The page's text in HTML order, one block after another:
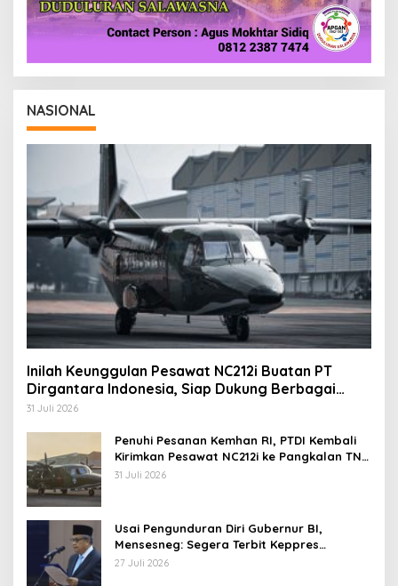
NASIONAL
Inilah Keunggulan Pesawat NC212i Buatan PT
Dirgantara Indonesia, Siap Dukung Berbagai
Operasi TNI
31 Juli 2026
Penuhi Pesanan Kemhan RI, PTDI Kembali
Kirimkan Pesawat NC212i ke Pangkalan TNI
AU
31 Juli 2026
Usai Pengunduran Diri Gubernur BI,
Mensesneg: Segera Terbit Keppres
Pemberhentian dengan Hormat
27 Juli 2026